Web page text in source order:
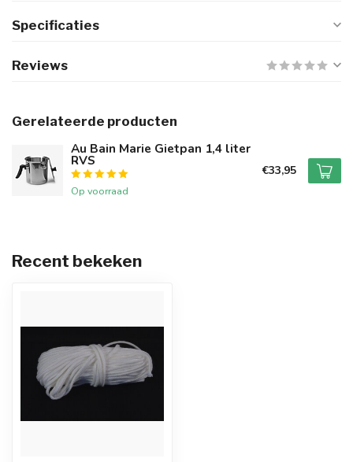
Specificaties
Reviews
Gerelateerde producten
Au Bain Marie Gietpan 1,4 liter
RVS
Op voorraad
€33,95
Recent bekeken